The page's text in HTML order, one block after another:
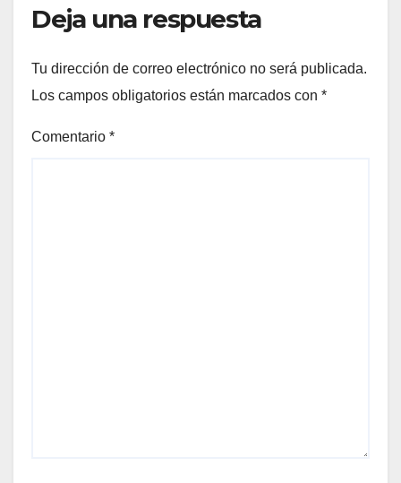
Deja una respuesta
Tu dirección de correo electrónico no será publicada.
Los campos obligatorios están marcados con *
Comentario *